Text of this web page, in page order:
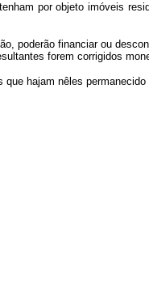
por objeto imóveis
poderão financiar ou
forem corrigidos
hajam nêles